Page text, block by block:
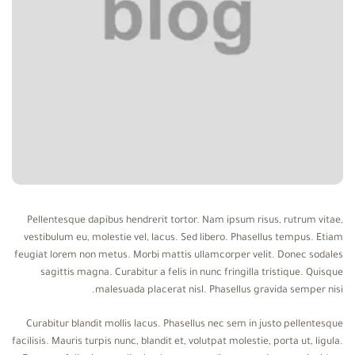
Pellentesque dapibus hendrerit tortor. Nam ipsum risus, rutrum vitae,
vestibulum eu, molestie vel, lacus. Sed libero. Phasellus tempus. Etiam
feugiat lorem non metus. Morbi mattis ullamcorper velit. Donec sodales
sagittis magna. Curabitur a felis in nunc fringilla tristique. Quisque
malesuada placerat nisl. Phasellus gravida semper nisi.
Curabitur blandit mollis lacus. Phasellus nec sem in justo pellentesque
facilisis. Mauris turpis nunc, blandit et, volutpat molestie, porta ut, ligula.